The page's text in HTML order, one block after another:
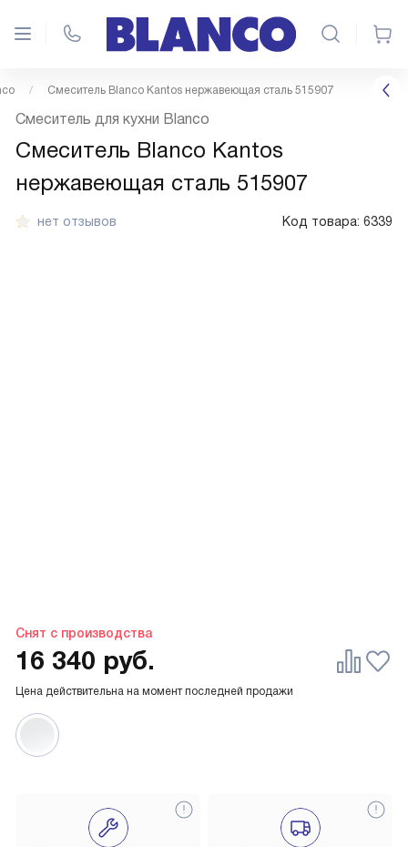
Смеситель Blanco Kantos нержавеющая сталь 515907
нет отзывов Код товара: 6339
Снят с производства
Смеситель для кухни Blanco
Смеситель Blanco Kantos
нержавеющая сталь 515907
Цена действительна на момент последней продажи
16 340 руб.